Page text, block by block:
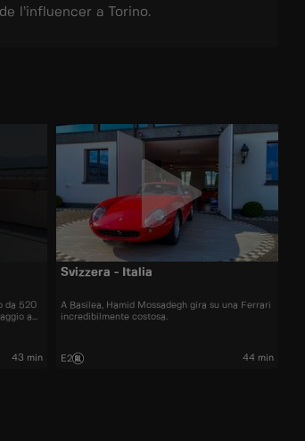
l’influencer a Torino.
da 520
ad
43 min
Svizzera - Italia
A Basilea, Hamid Mossadegh gira su una Ferrari
incredibilmente costosa.
E2 44 min